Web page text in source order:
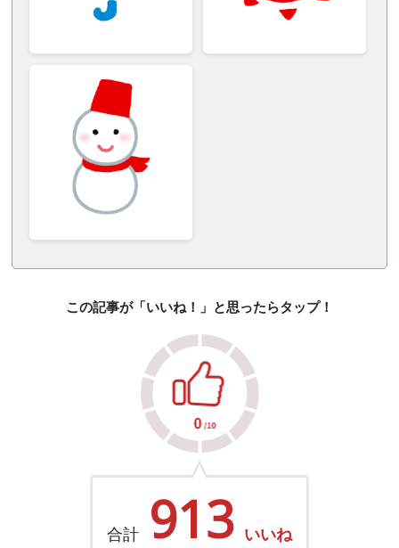
この記事が「いいね！」と思ったらタップ！
合計 913 いいね